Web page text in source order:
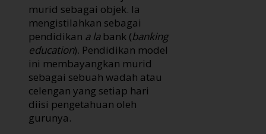
murid sebagai objek. Ia
mengistilahkan sebagai
pendidikan a labank (banking
education). Pendidikan model
ini membayangkan murid
sebagai sebuah wadah atau
celengan yang setiap hari
diisi pengetahuan oleh
gurunya.